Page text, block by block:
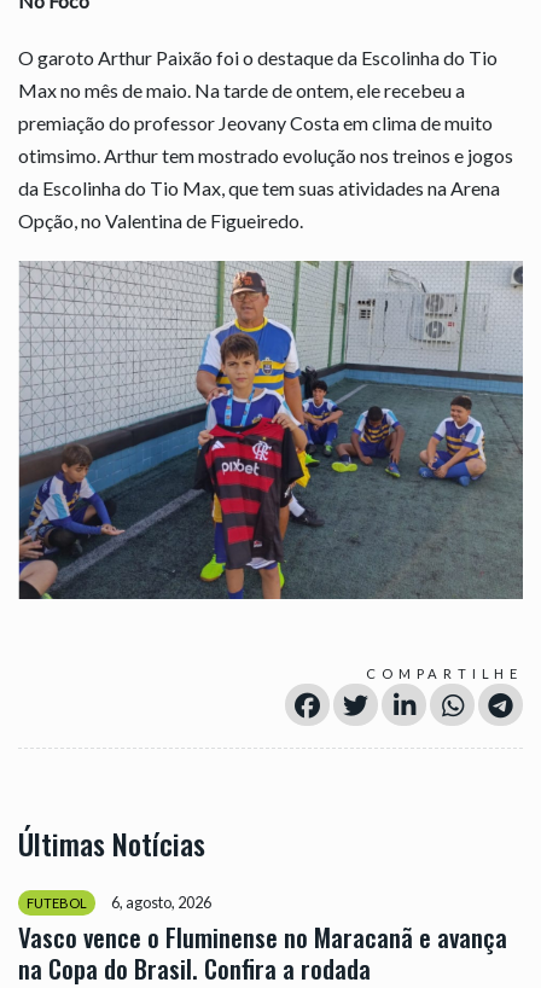
O garoto Arthur Paixão foi o destaque da Escolinha do Tio
Max no mês de maio. Na tarde de ontem, ele recebeu a
premiação do professor Jeovany Costa em clima de muito
otimsimo. Arthur tem mostrado evolução nos treinos e jogos
da Escolinha do Tio Max, que tem suas atividades na Arena
Opção, no Valentina de Figueiredo.
COMPARTILHE
Últimas Notícias
FUTEBOL 6, agosto, 2026
Vasco vence o Fluminense no Maracanã e avança
na Copa do Brasil. Confira a rodada